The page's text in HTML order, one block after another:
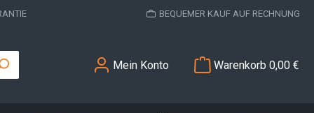
BEQUEMER KAUF AUF RECHNUNG
Mein Konto Warenkorb 0,00 €